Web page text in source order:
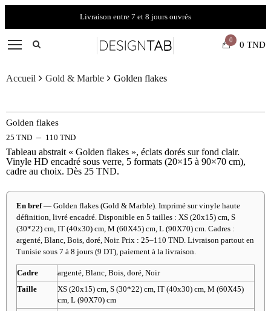
Livraison entre 7 et 8 jours ouvrés
0 0 TND
Accueil Gold & Marble Golden flakes
Golden flakes
25 TND – 110 TND
Tableau abstrait « Golden flakes », éclats dorés sur fond clair.
Vinyle HD encadré sous verre, 5 formats (20×15 à 90×70 cm),
cadre au choix. Dès 25 TND.
En bref — Golden flakes (Gold & Marble). Imprimé sur vinyle haute
définition, livré encadré. Disponible en 5 tailles : XS (20x15) cm, S
(30*22) cm, IT (40x30) cm, M (60X45) cm, L (90X70) cm. Cadres :
argenté, Blanc, Bois, doré, Noir. Prix : 25–110 TND. Livraison partout en
Tunisie sous 7 à 8 jours (9 DT), paiement à la livraison.
Cadre
argenté, Blanc, Bois, doré, Noir
Taille
XS (20x15) cm, S (30*22) cm, IT (40x30) cm, M (60X45)
cm, L (90X70) cm